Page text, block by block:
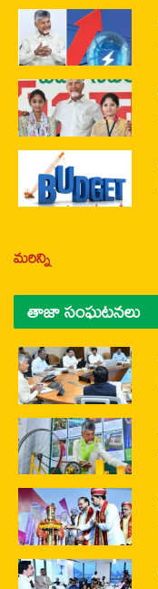
మరిన్ని
తాజా సంఘటనలు